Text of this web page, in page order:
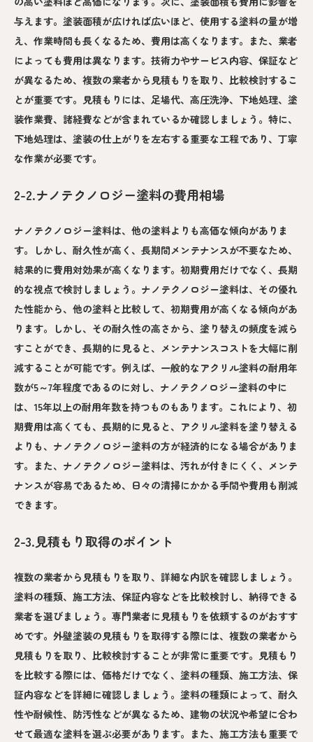
与えます。塗装面積が広ければ広いほど、使用する塗料の量が増
え、作業時間も長くなるため、費用は高くなります。また、業者
によっても費用は異なります。技術力やサービス内容、保証など
が異なるため、複数の業者から見積もりを取り、比較検討するこ
とが重要です。見積もりには、足場代、高圧洗浄、下地処理、塗
装作業費、諸経費などが含まれているか確認しましょう。特に、
下地処理は、塗装の仕上がりを左右する重要な工程であり、丁寧
な作業が必要です。
2-2.ナノテクノロジー塗料の費用相場
ナノテクノロジー塗料は、他の塗料よりも高価な傾向がありま
す。しかし、耐久性が高く、長期間メンテナンスが不要なため、
結果的に費用対効果が高くなります。初期費用だけでなく、長期
的な視点で検討しましょう。ナノテクノロジー塗料は、その優れ
た性能から、他の塗料と比較して、初期費用が高くなる傾向があ
ります。しかし、その耐久性の高さから、塗り替えの頻度を減ら
すことができ、長期的に見ると、メンテナンスコストを大幅に削
減することが可能です。例えば、一般的なアクリル塗料の耐用年
数が5～7年程度であるのに対し、ナノテクノロジー塗料の中に
は、15年以上の耐用年数を持つものもあります。これにより、初
期費用は高くても、長期的に見ると、アクリル塗料を塗り替える
よりも、ナノテクノロジー塗料の方が経済的になる場合がありま
す。また、ナノテクノロジー塗料は、汚れが付きにくく、メンテ
ナンスが容易であるため、日々の清掃にかかる手間や費用も削減
できます。
2-3.見積もり取得のポイント
複数の業者から見積もりを取り、詳細な内訳を確認しましょう。
塗料の種類、施工方法、保証内容などを比較検討し、納得できる
業者を選びましょう。専門業者に見積もりを依頼するのがおすす
めです。外壁塗装の見積もりを取得する際には、複数の業者から
見積もりを取り、比較検討することが非常に重要です。見積もり
を比較する際には、価格だけでなく、塗料の種類、施工方法、保
証内容などを詳細に確認しましょう。塗料の種類によって、耐久
性や耐候性、防汚性などが異なるため、建物の状況や希望に合わ
せて最適な塗料を選ぶ必要があります。また、施工方法も重要で